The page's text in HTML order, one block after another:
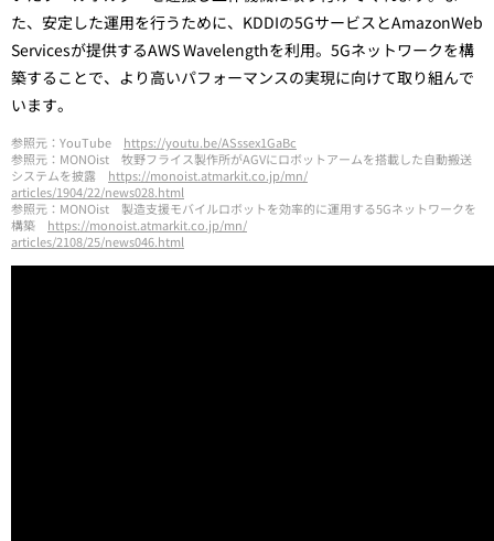
た、安定した運用を行うために、KDDIの5GサービスとAmazonWeb
Servicesが提供するAWS Wavelengthを利用。5Gネットワークを構
築することで、より高いパフォーマンスの実現に向けて取り組んで
います。
参照元：YouTube https://youtu.be/ASssex1GaBc
参照元：MONOist 牧野フライス製作所がAGVにロボットアームを搭載した自動搬送
システムを披露 https://monoist.atmarkit.co.jp/mn/
articles/1904/22/news028.html
参照元：MONOist 製造支援モバイルロボットを効率的に運用する5Gネットワークを
構築 https://monoist.atmarkit.co.jp/mn/
articles/2108/25/news046.html